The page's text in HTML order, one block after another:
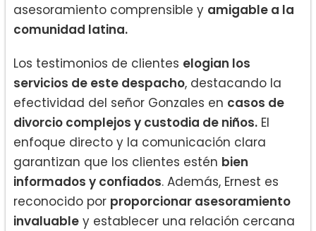
asesoramiento comprensible y amigable a la
comunidad latina.
Los testimonios de clientes elogian los
servicios de este despacho, destacando la
efectividad del señor Gonzales en casos de
divorcio complejos y custodia de niños. El
enfoque directo y la comunicación clara
garantizan que los clientes estén bien
informados y confiados. Además, Ernest es
reconocido por proporcionar asesoramiento
invaluable y establecer una relación cercana